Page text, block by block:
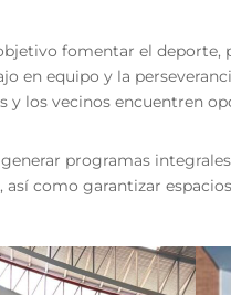
fomentar el
en equipo y la
y los vecinos encuentren
programas
así como garantizar